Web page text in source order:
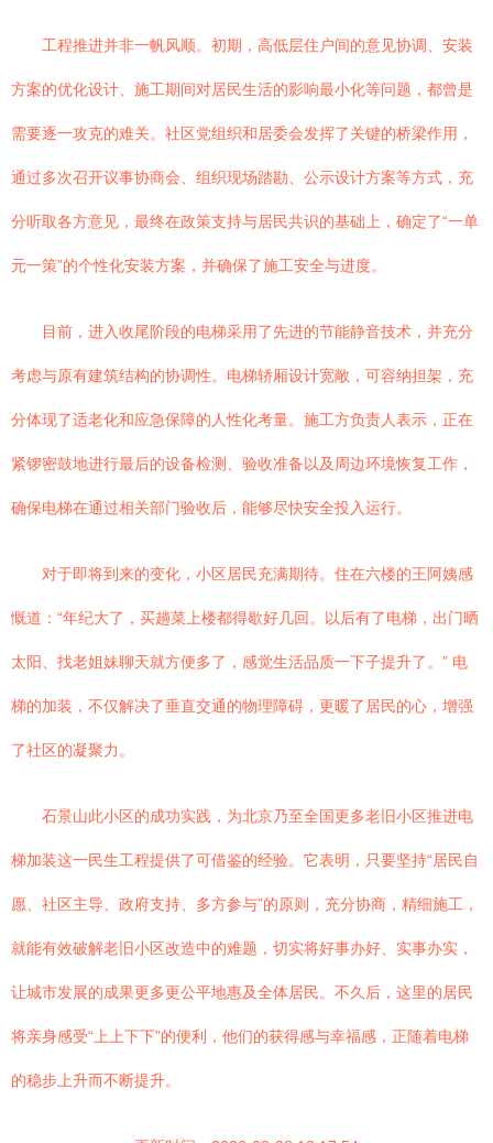
工程推进并非一帆风顺。初期，高低层住户间的意见协调、安装
方案的优化设计、施工期间对居民生活的影响最小化等问题，都曾是
需要逐一攻克的难关。社区党组织和居委会发挥了关键的桥梁作用，
通过多次召开议事协商会、组织现场踏勘、公示设计方案等方式，充
分听取各方意见，最终在政策支持与居民共识的基础上，确定了“一单
元一策”的个性化安装方案，并确保了施工安全与进度。
目前，进入收尾阶段的电梯采用了先进的节能静音技术，并充分
考虑与原有建筑结构的协调性。电梯轿厢设计宽敞，可容纳担架，充
分体现了适老化和应急保障的人性化考量。施工方负责人表示，正在
紧锣密鼓地进行最后的设备检测、验收准备以及周边环境恢复工作，
确保电梯在通过相关部门验收后，能够尽快安全投入运行。
对于即将到来的变化，小区居民充满期待。住在六楼的王阿姨感
慨道：“年纪大了，买趟菜上楼都得歇好几回。以后有了电梯，出门晒
太阳、找老姐妹聊天就方便多了，感觉生活品质一下子提升了。” 电
梯的加装，不仅解决了垂直交通的物理障碍，更暖了居民的心，增强
了社区的凝聚力。
石景山此小区的成功实践，为北京乃至全国更多老旧小区推进电
梯加装这一民生工程提供了可借鉴的经验。它表明，只要坚持“居民自
愿、社区主导、政府支持、多方参与”的原则，充分协商，精细施工，
就能有效破解老旧小区改造中的难题，切实将好事办好、实事办实，
让城市发展的成果更多更公平地惠及全体居民。不久后，这里的居民
将亲身感受“上上下下”的便利，他们的获得感与幸福感，正随着电梯
的稳步上升而不断提升。